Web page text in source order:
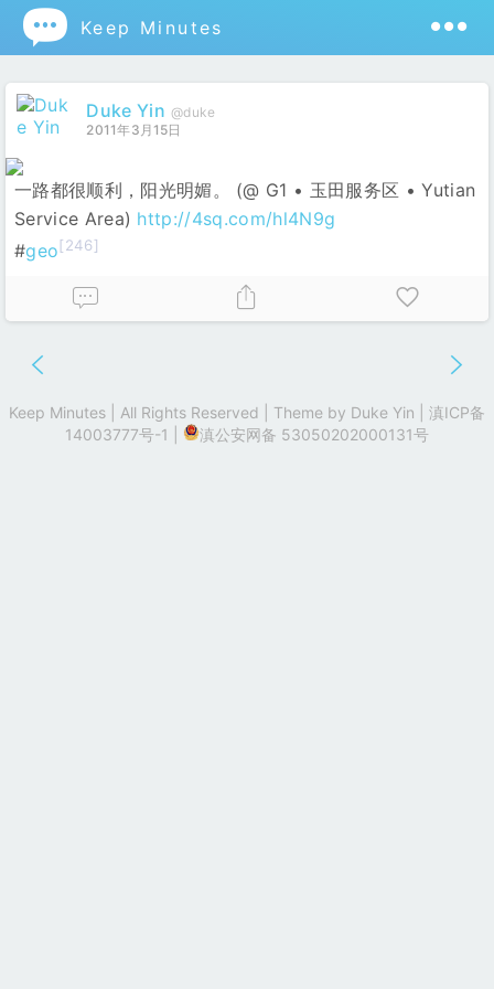
 Keep Minutes
Duke Yin @duke
2011年3月15日
一路都很顺利，阳光明媚。 (@ G1 • 玉田服务区 • Yutian
Service Area) http://4sq.com/hl4N9g
#geo[246]
Keep Minutes | All Rights Reserved | Theme by Duke Yin
滇ICP备
14003777号-1
滇公安网备 53050202000131号